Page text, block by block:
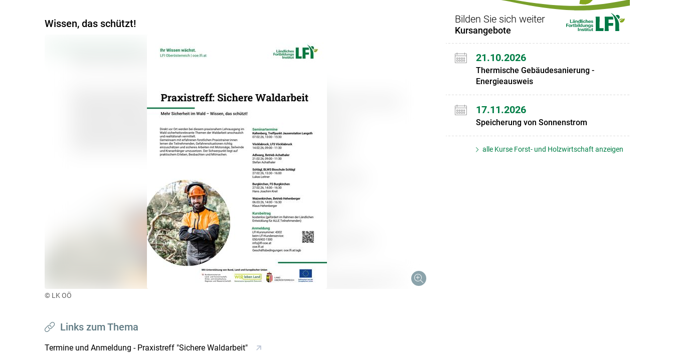
Wissen, das schützt!
© LK OÖ
Links zum Thema
Termine und Anmeldung - Praxistreff "Sichere Waldarbeit"
Bilden Sie sich weiter
Kursangebote
21.10.2026
Thermische Gebäudesanierung -
Energieausweis
17.11.2026
Speicherung von Sonnenstrom
alle Kurse Forst- und Holzwirtschaft anzeigen